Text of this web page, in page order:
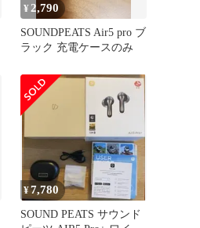
¥ 2,790
SOUNDPEATS Air5 pro ブ
ラック 充電ケースのみ
¥7,780
SOUND PEATS サウンド